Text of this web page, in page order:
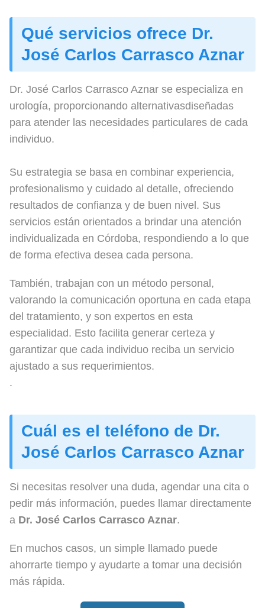
Qué servicios ofrece Dr.
José Carlos Carrasco Aznar
Dr. José Carlos Carrasco Aznar se especializa en
urología, proporcionando alternativasdiseñadas
para atender las necesidades particulares de cada
individuo.
Su estrategia se basa en combinar experiencia,
profesionalismo y cuidado al detalle, ofreciendo
resultados de confianza y de buen nivel. Sus
servicios están orientados a brindar una atención
individualizada en Córdoba, respondiendo a lo que
de forma efectiva desea cada persona.
También, trabajan con un método personal,
valorando la comunicación oportuna en cada etapa
del tratamiento, y son expertos en esta
especialidad. Esto facilita generar certeza y
garantizar que cada individuo reciba un servicio
ajustado a sus requerimientos.
.
Cuál es el teléfono de Dr.
José Carlos Carrasco Aznar
Si necesitas resolver una duda, agendar una cita o
pedir más información, puedes llamar directamente
a Dr. José Carlos Carrasco Aznar.
En muchos casos, un simple llamado puede
ahorrarte tiempo y ayudarte a tomar una decisión
más rápida.